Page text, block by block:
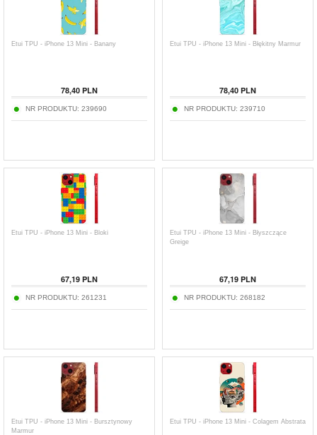
Etui TPU - iPhone 13 Mini - Banany
78,40 PLN
NR PRODUKTU: 239690
Etui TPU - iPhone 13 Mini - Błękitny Marmur
78,40 PLN
NR PRODUKTU: 239710
Etui TPU - iPhone 13 Mini - Bloki
67,19 PLN
NR PRODUKTU: 261231
Etui TPU - iPhone 13 Mini - Błyszczące
Greige
67,19 PLN
NR PRODUKTU: 268182
Etui TPU - iPhone 13 Mini - Bursztynowy
Marmur
Etui TPU - iPhone 13 Mini - Colagem Abstrata